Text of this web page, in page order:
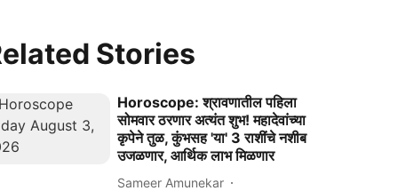
Stories
Horoscope: श्रावणातील पहिला
सोमवार ठरणार अत्यंत शुभ! महादेवांच्या
कृपेने तुळ, कुंभसह 'या' 3 राशींचे नशीब
उजळणार, आर्थिक लाभ मिळणार
Sameer Amunekar